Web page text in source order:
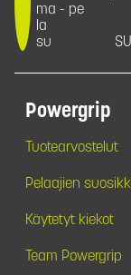
ma - pe
la
su
Powergrip
Tuotearvostelut
Pelaajien
Käytetyt kiekot
Team Powergrip